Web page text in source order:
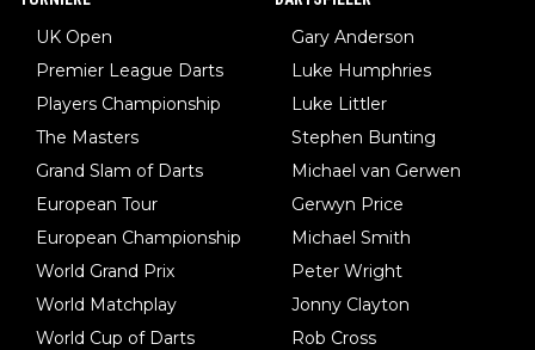
UK Open
Premier League Darts
Players Championship
The Masters
Grand Slam of Darts
European Tour
European Championship
World Grand Prix
World Matchplay
World Cup of Darts
Gary Anderson
Luke Humphries
Luke Littler
Stephen Bunting
Michael van Gerwen
Gerwyn Price
Michael Smith
Peter Wright
Jonny Clayton
Rob Cross